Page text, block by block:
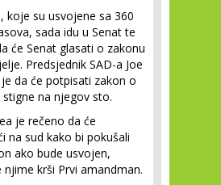
koje su usvojene sa 360
sada idu u Senat te
će Senat glasati o zakonu
Predsjednik SAD-a Joe
da će potpisati zakon o
na njegov sto.
je rečeno da će
na sud kako bi pokušali
ako bude usvojen,
njime krši Prvi amandman.